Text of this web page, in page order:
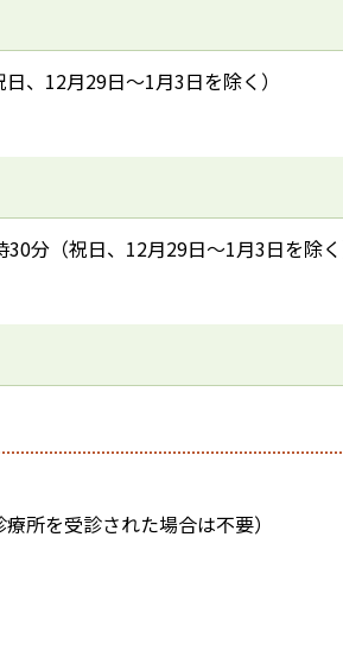
、12月29日～1月3日を除く）
分（祝日、12月29日～1月3日を除
療所を受診された場合は不要）